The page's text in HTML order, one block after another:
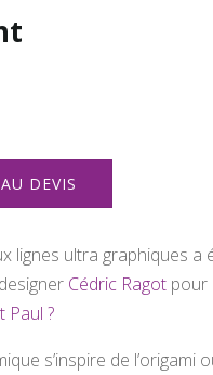
DEVIS
lignes ultra graphiques a
Cédric Ragotpour
Paul ?
s’inspire de l’origami